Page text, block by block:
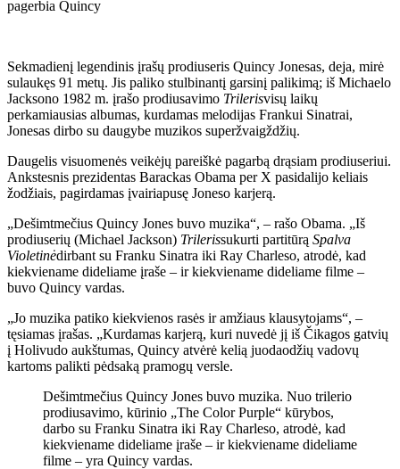
Sekmadienį legendinis įrašų prodiuseris Quincy Jonesas, deja, mirė
sulaukęs 91 metų. Jis paliko stulbinantį garsinį palikimą; iš Michaelo
Jacksono 1982 m. įrašo prodiusavimo Trilerisvisų laikų
perkamiausias albumas, kurdamas melodijas Frankui Sinatrai,
Jonesas dirbo su daugybe muzikos superžvaigždžių.
Daugelis visuomenės veikėjų pareiškė pagarbą drąsiam prodiuseriui.
Ankstesnis prezidentas Barackas Obama per X pasidalijo keliais
žodžiais, pagirdamas įvairiapusę Joneso karjerą.
„Dešimtmečius Quincy Jones buvo muzika“, – rašo Obama. „Iš
prodiuserių (Michael Jackson) Trilerissukurti partitūrą Spalva
Violetinėdirbant su Franku Sinatra iki Ray Charleso, atrodė, kad
kiekviename dideliame įraše – ir kiekviename dideliame filme –
buvo Quincy vardas.
„Jo muzika patiko kiekvienos rasės ir amžiaus klausytojams“, –
tęsiamas įrašas. „Kurdamas karjerą, kuri nuvedė jį iš Čikagos gatvių
į Holivudo aukštumas, Quincy atvėrė kelią juodaodžių vadovų
kartoms palikti pėdsaką pramogų versle.
Dešimtmečius Quincy Jones buvo muzika. Nuo trilerio
prodiusavimo, kūrinio „The Color Purple“ kūrybos,
darbo su Franku Sinatra iki Ray Charleso, atrodė, kad
kiekviename dideliame įraše – ir kiekviename dideliame
filme – yra Quincy vardas.